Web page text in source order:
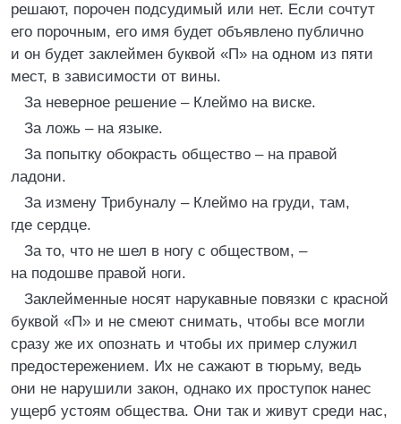
решают, порочен подсудимый или нет. Если сочтут
его порочным, его имя будет объявлено публично
и он будет заклеймен буквой «П» на одном из пяти
мест, в зависимости от вины.
За неверное решение – Клеймо на виске.
За ложь – на языке.
За попытку обокрасть общество – на правой
ладони.
За измену Трибуналу – Клеймо на груди, там,
где сердце.
За то, что не шел в ногу с обществом, –
на подошве правой ноги.
Заклейменные носят нарукавные повязки с красной
буквой «П» и не смеют снимать, чтобы все могли
сразу же их опознать и чтобы их пример служил
предостережением. Их не сажают в тюрьму, ведь
они не нарушили закон, однако их проступок нанес
ущерб устоям общества. Они так и живут среди нас,